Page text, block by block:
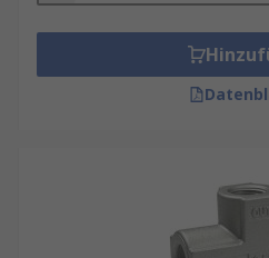
gesendet werden.
Pneumatisch
Ventile nutzen
und Steuerung des
Pneumatik-Wechselventile